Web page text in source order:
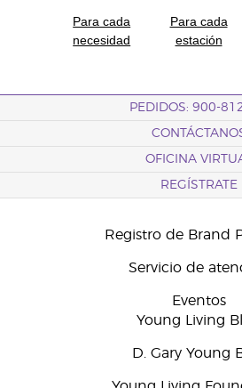
Para cada
necesidad
Para cada
estación
PEDIDOS: 900-
OFICINA
REGÍSTRATE
Registro de Brand
Servicio de
Eventos
Young Living
D. Gary Young